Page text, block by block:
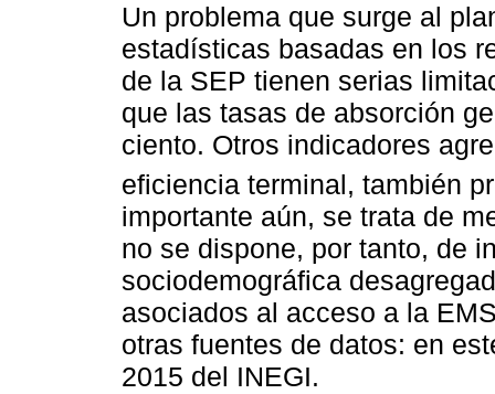
Un problema que surge al
estadísticas basadas en los
de la SEP tienen serias
que las tasas de absorción
ciento. Otros indicadores
eficiencia terminal, también
importante aún, se trata de
no se dispone, por tanto, de
sociodemográfica
asociados al acceso a la
otras fuentes de datos: en
2015 del INEGI.